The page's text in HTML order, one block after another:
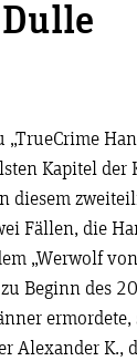
Kapitel der
diesem
Fällen, die
„Werwolf
Beginn des
Alexander K.,